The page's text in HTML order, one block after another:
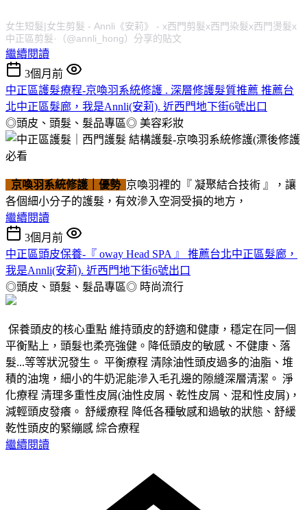
女生短髮|女生剪髮 - Annli《安莉》 - x西門剪髮x西門染髮x西門燙髮x
中正區剪髮·（@annli_hong）分享的貼文
繼續閱讀
3個月前
中正區護髮療程-京喚羽系統修護 . 深層修護髮質推薦 推薦台
北中正區髮廊，我是Annli(安莉). 近西門地下街6號出口
◎頭皮、頭髮、髮品專區◎ 美容彩妝
京喚羽系統修護｜優勢 京喚羽裡的『 凝聚結合技術 』，讓
各個細小分子的護髮，有效滲入空洞受損的地方，
繼續閱讀
3個月前
中正區頭皮保養-『 oway Head SPA 』 推薦台北中正區髮廊，
我是Annli(安莉). 近西門地下街6號出口
◎頭皮、頭髮、髮品專區◎ 時尚流行
保養頭皮的核心重點 維持頭皮的舒適和健康，穩定在同一個
平衡點上，頭髮也柔亮強健。降低頭皮的敏感、不健康、落
髮...等等狀況發生。 平衡療程 清除油性頭皮過多的油脂、堆
積的油塊，細小的牛奶泥能滲入毛孔邊的隙縫深層清潔。 淨
化療程 清理多重性皮屑(油性皮屑、乾性皮屑、混和性皮屑)，
減輕頭皮發癢。 舒緩療程 降低各種敏感和過敏的狀態、舒緩
乾性頭皮的緊繃感 綜合療程
繼續閱讀